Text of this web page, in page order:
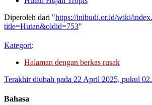
Diperoleh dari "https://inibudi.or.id/wiki/
title=Hutan&oldid=753"
Kategori:
Halaman dengan berkas rusak
Terakhir diubah pada 22 April 2025, pukul
Bahasa